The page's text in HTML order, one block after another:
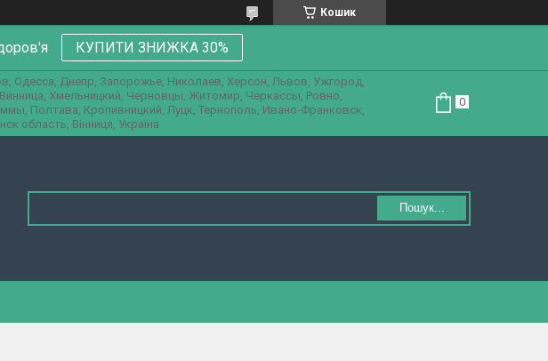
Кошик
КУПИТИ ЗНИЖКА 30%
Одесса, Днепр, Запорожье, Николаев, Херсон, Львов, Ужгород,
Хмельницкий, Черновцы, Житомир, Черкассы, Ровно,
Полтава, Кропивницкий, Луцк, Тернополь, Ивано-Франковск,
область, Вінниця, Україна
Пошук...